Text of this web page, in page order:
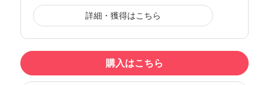
詳細・獲得はこちら
購入はこちら